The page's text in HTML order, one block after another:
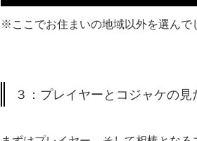
※ここでお住まいの地域以外を選んで
３：プレイヤーとコジャケの